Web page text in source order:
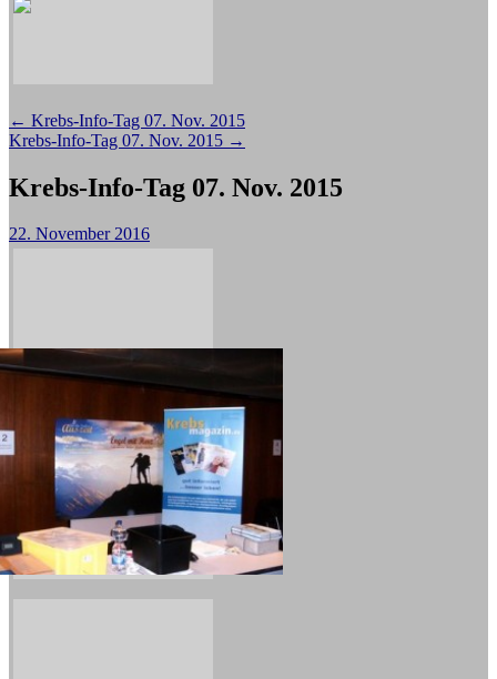
Beitragsnavigation
← Krebs-Info-Tag 07. Nov. 2015
Krebs-Info-Tag 07. Nov. 2015 →
Krebs-Info-Tag 07. Nov. 2015
22. November 2016